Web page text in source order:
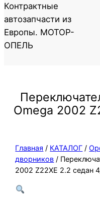
Контрактные
автозапчасти из
Европы. МОТОР-
ОПЕЛЬ
Omega 2002
Главная / КАТАЛОГ /
дворников /
2002 Z22XE 2.2 седан